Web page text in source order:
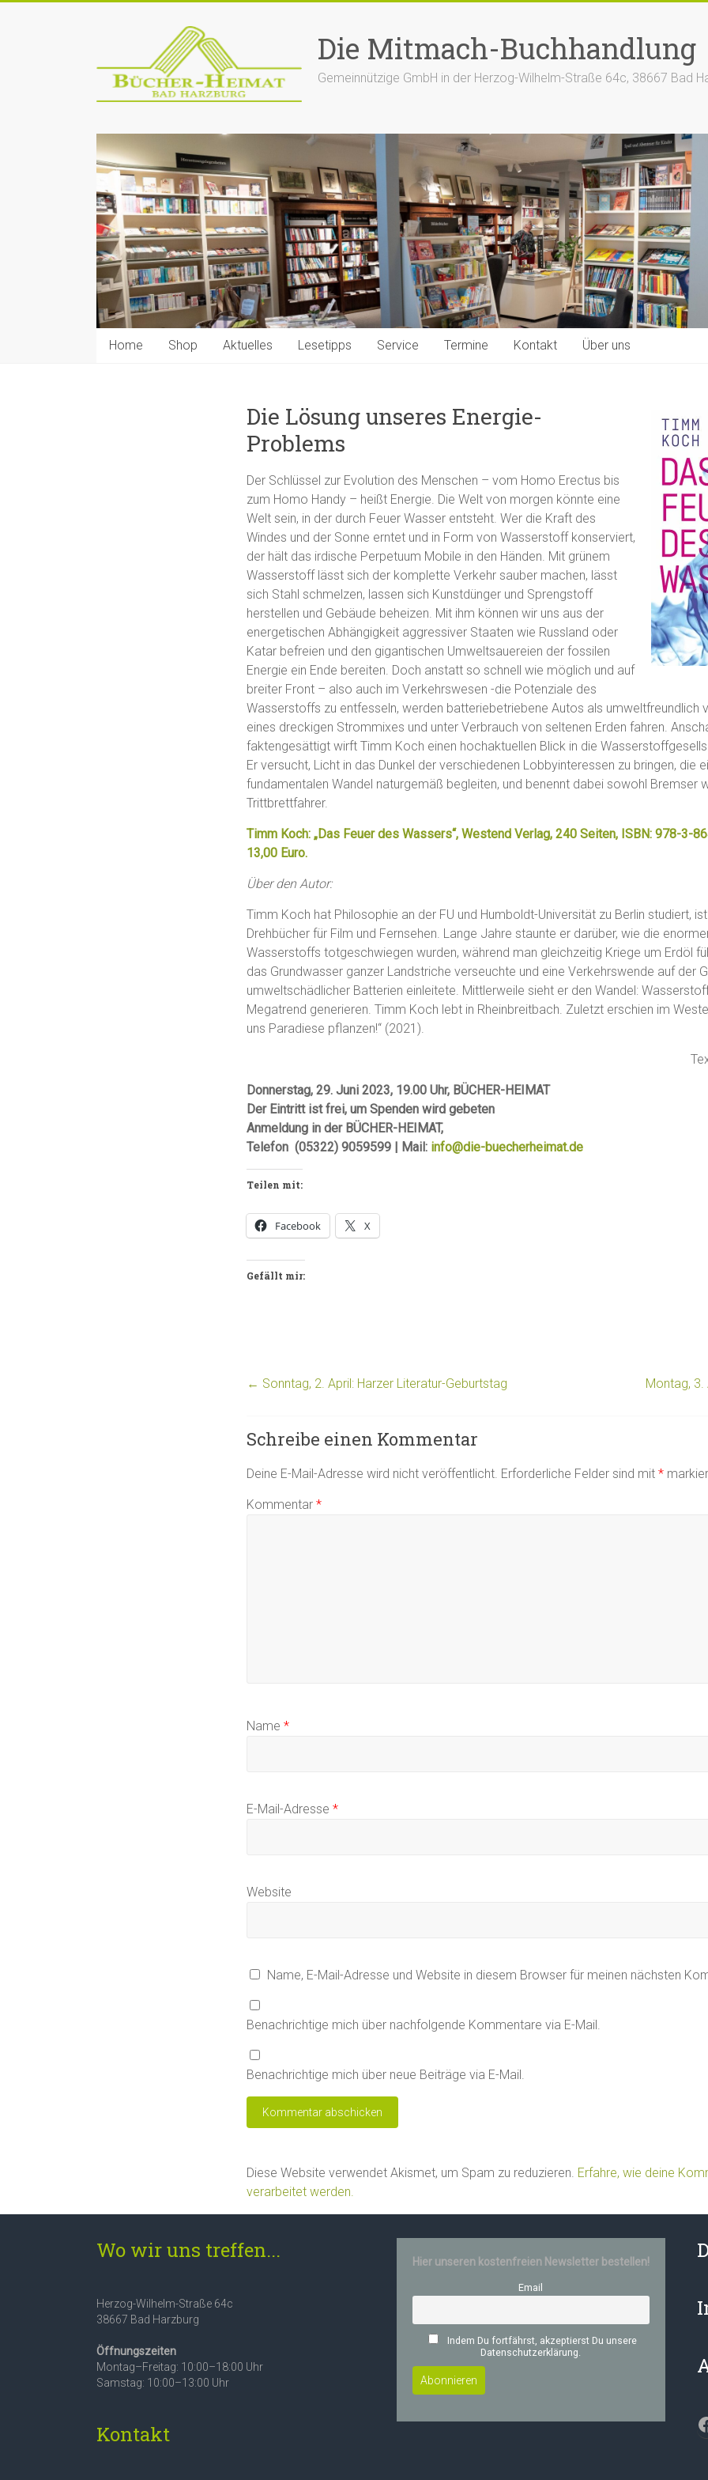
Die Mitmach-Buchhandlung
Gemeinnützige GmbH in der Herzog-Wilhelm-Straße 64c, 38667 Bad
Home Shop Aktuelles Lesetipps Service Termine Kontakt Über uns
Die Lösung unseres Energie-
Problems
Der Schlüssel zur Evolution des Menschen – vom Homo Erectus bis
zum Homo Handy – heißt Energie. Die Welt von morgen könnte eine
Welt sein, in der durch Feuer Wasser entsteht. Wer die Kraft des
Windes und der Sonne erntet und in Form von Wasserstoff konserviert,
der hält das irdische Perpetuum Mobile in den Händen. Mit grünem
Wasserstoff lässt sich der komplette Verkehr sauber machen, lässt
sich Stahl schmelzen, lassen sich Kunstdünger und Sprengstoff
herstellen und Gebäude beheizen. Mit ihm können wir uns aus der
energetischen Abhängigkeit aggressiver Staaten wie Russland oder
Katar befreien und den gigantischen Umweltsauereien der fossilen
Energie ein Ende bereiten. Doch anstatt so schnell wie möglich und auf
breiter Front – also auch im Verkehrswesen -die Potenziale des
Wasserstoffs zu entfesseln, werden batteriebetriebene Autos als umweltfreundlich
eines dreckigen Strommixes und unter Verbrauch von seltenen Erden fahren.
faktengesättigt wirft Timm Koch einen hochaktuellen Blick in die
Er versucht, Licht in das Dunkel der verschiedenen Lobbyinteressen zu bringen, die
fundamentalen Wandel naturgemäß begleiten, und benennt dabei sowohl Bremser
Trittbrettfahrer.
Timm Koch: „Das Feuer des Wassers“, Westend Verlag, 240 Seiten, ISBN: 978-3-
13,00 Euro.
Über den Autor:
Timm Koch hat Philosophie an der FU und Humboldt-Universität zu Berlin studiert,
Drehbücher für Film und Fernsehen. Lange Jahre staunte er darüber, wie die
Wasserstoffs totgeschwiegen wurden, während man gleichzeitig Kriege um Erdöl
das Grundwasser ganzer Landstriche verseuchte und eine Verkehrswende auf der
umweltschädlicher Batterien einleitete. Mittlerweile sieht er den Wandel:
Megatrend generieren. Timm Koch lebt in Rheinbreitbach. Zuletzt erschien im
uns Paradiese pflanzen!“ (2021).
Donnerstag, 29. Juni 2023, 19.00 Uhr, BÜCHER-HEIMAT
Der Eintritt ist frei, um Spenden wird gebeten
Anmeldung in der BÜCHER-HEIMAT,
Telefon (05322) 9059599 | Mail: info@die-buecherheimat.de
Teilen mit:
Facebook X
Gefällt mir:
← Sonntag, 2. April: Harzer Literatur-Geburtstag Montag, 3.
Schreibe einen Kommentar
Deine E-Mail-Adresse wird nicht veröffentlicht. Erforderliche Felder sind mit *
Kommentar *
Name *
E-Mail-Adresse *
Website
Name, E-Mail-Adresse und Website in diesem Browser für meinen nächsten
Benachrichtige mich über nachfolgende Kommentare via E-Mail.
Benachrichtige mich über neue Beiträge via E-Mail.
Diese Website verwendet Akismet, um Spam zu reduzieren. Erfahre, wie deine
verarbeitet werden.
Wo wir uns treffen...
Herzog-Wilhelm-Straße 64c
38667 Bad Harzburg
Öffnungszeiten
Montag–Freitag: 10:00–18:00 Uhr
Samstag: 10:00–13:00 Uhr
Kontakt
Hier unseren kostenfreien Newsletter bestellen!
Email
Indem Du fortfährst, akzeptierst Du unsere
Datenschutzerklärung.